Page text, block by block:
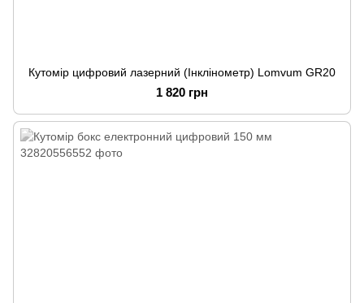
Кутомір цифровий лазерний (Інклінометр) Lomvum GR20
1 820 грн